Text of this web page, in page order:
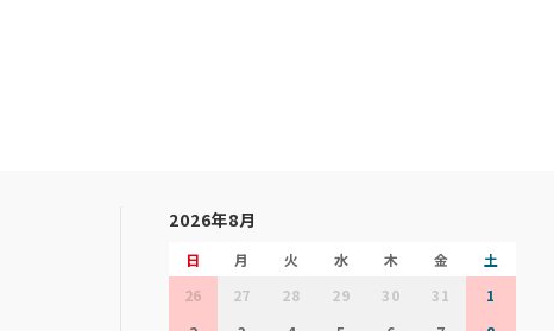
2026年8月
日 月 火 水 木 金
土
26
27 28 29 30 31
1